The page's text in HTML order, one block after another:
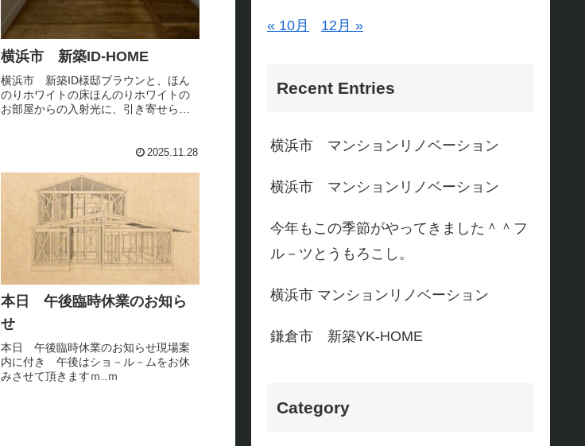
横浜市 新築ID-HOME
横浜市 新築ID様邸ブラウンと、ほん
のりホワイトの床ほんのりホワイトの
お部屋からの入射光に、引き寄せられ
2025.11.28
本日 午後臨時休業のお知ら
せ
本日 午後臨時休業のお知らせ現場案
内に付き 午後はショ－ル－ムをお休
みさせて頂きますｍ..ｍ
« 10月 12月 »
Recent Entries
横浜市 マンションリノベーション
横浜市 マンションリノベーション
今年もこの季節がやってきました＾＾フ
ル－ツとうもろこし。
横浜市 マンションリノベーション
鎌倉市 新築YK-HOME
Category